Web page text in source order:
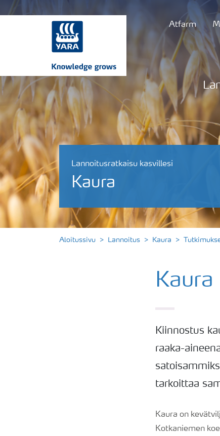
Atfarm
Lannoitusratkaisu kasvillesi
Kaura
Aloitussivu Lannoitus Kaura
Kiinnostus
raaka-
tarkoittaa
Kaura on
Kotkaniemen